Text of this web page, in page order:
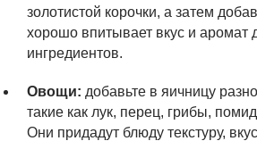
золотистой корочки, а затем
хорошо впитывает вкус и аромат
ингредиентов.
Овощи: добавьте в яичницу
такие как лук, перец, грибы,
Они придадут блюду текстуру,